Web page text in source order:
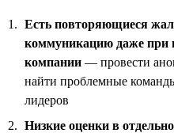
Есть повторяющиеся
коммуникацию даже при
компании — провести
найти проблемные
лидеров
Низкие оценки в